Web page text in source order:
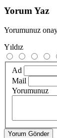
Yorum Yaz
Yorumunuz onay
Yıldız
Ad
Mail
Yorumunuz
Yorum Gönder